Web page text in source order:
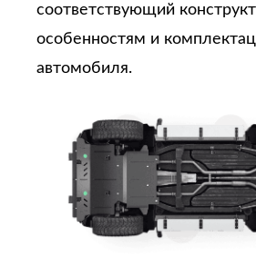
соответствующий
особенностям и
автомобиля.